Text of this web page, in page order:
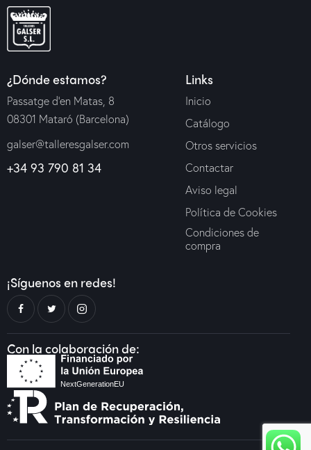
¿Dónde estamos?
Passatge d’en Matas, 8
08301 Mataró (Barcelona)
galser@talleresgalser.com
+34 93 790 81 34
Links
Inicio
Catálogo
Otros servicios
Contactar
Aviso legal
Política de Cookies
Condiciones de
compra
¡Síguenos en redes!
Con la colaboración de: